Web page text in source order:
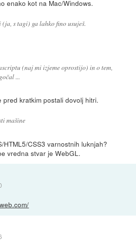
enako kot na Mac/Windows.
s tagi) ga lahko fino usuješ.
(naj mi izjeme oprostijo) in o tem,
...
kratkim postali dovolj hitri.
mašine
HTML5/CSS3 varnostnih luknjah?
vredna stvar je WebGL.